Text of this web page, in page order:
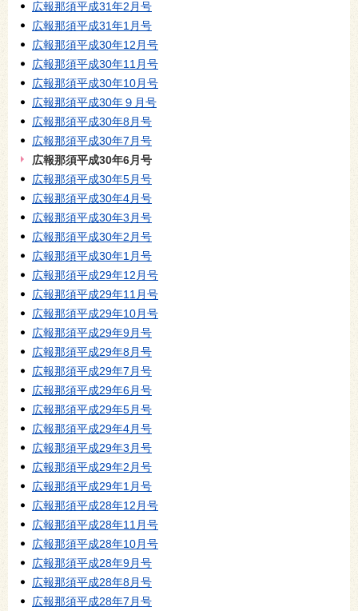
広報那須平成31年2月号
広報那須平成31年1月号
広報那須平成30年12月号
広報那須平成30年11月号
広報那須平成30年10月号
広報那須平成30年９月号
広報那須平成30年8月号
広報那須平成30年7月号
広報那須平成30年6月号
広報那須平成30年5月号
広報那須平成30年4月号
広報那須平成30年3月号
広報那須平成30年2月号
広報那須平成30年1月号
広報那須平成29年12月号
広報那須平成29年11月号
広報那須平成29年10月号
広報那須平成29年9月号
広報那須平成29年8月号
広報那須平成29年7月号
広報那須平成29年6月号
広報那須平成29年5月号
広報那須平成29年4月号
広報那須平成29年3月号
広報那須平成29年2月号
広報那須平成29年1月号
広報那須平成28年12月号
広報那須平成28年11月号
広報那須平成28年10月号
広報那須平成28年9月号
広報那須平成28年8月号
広報那須平成28年7月号